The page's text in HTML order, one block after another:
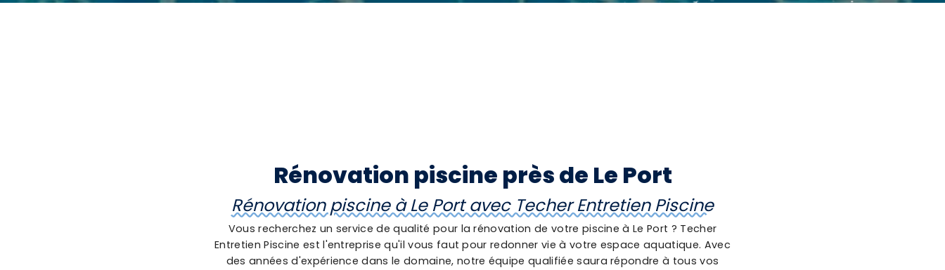
Rénovation piscine près de Le Port
Rénovation piscine à Le Port avec Techer Entretien Piscine
Vous recherchez un service de qualité pour la rénovation de votre piscine à Le Port ? Techer
Entretien Piscine est l'entreprise qu'il vous faut pour redonner vie à votre espace aquatique. Avec
des années d'expérience dans le domaine, notre équipe qualifiée saura répondre à tous vos